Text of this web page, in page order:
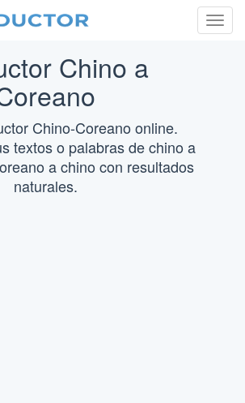
Chino a
Chino-Coreano online.
textos o palabras de chino a
a chino con resultados
naturales.